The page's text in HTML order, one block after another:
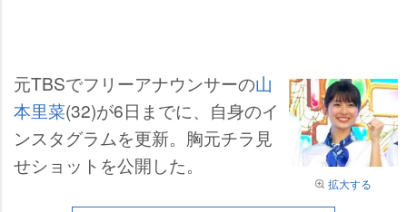
拡大する
元TBSでフリーアナウンサーの山
本里菜(32)が6日までに、自身のイ
ンスタグラムを更新。胸元チラ見
せショットを公開した。